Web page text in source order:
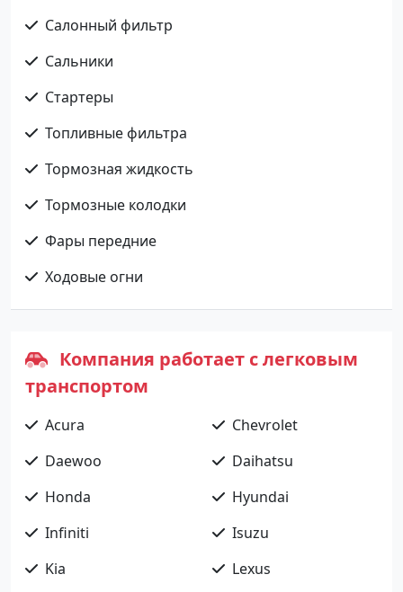
Салонный фильтр
Сальники
Стартеры
Топливные фильтра
Тормозная жидкость
Тормозные колодки
Фары передние
Ходовые огни
Компания работает с легковым
транспортом
Acura
Chevrolet
Daewoo
Daihatsu
Honda
Hyundai
Infiniti
Isuzu
Kia
Lexus